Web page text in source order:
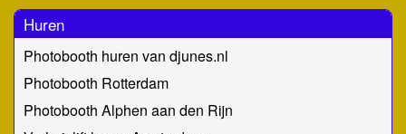
Huren
Photobooth huren van djunes.nl
Photobooth Rotterdam
Photobooth Alphen aan den Rijn